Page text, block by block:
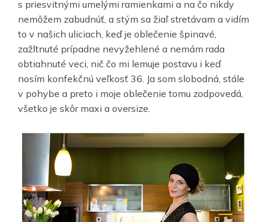
s priesvitnými umelými ramienkami a na čo nikdy
nemôžem zabudnúť, a stým sa žiaľ stretávam a vidím
to v našich uliciach, keď je oblečenie špinavé,
zažltnuté prípadne nevyžehlené a nemám rada
obtiahnuté veci, nič čo mi lemuje postavu i keď
nosím konfekčnú veľkosť 36. Ja som slobodná, stále
v pohybe a preto i moje oblečenie tomu zodpovedá,
všetko je skôr maxi a oversize.